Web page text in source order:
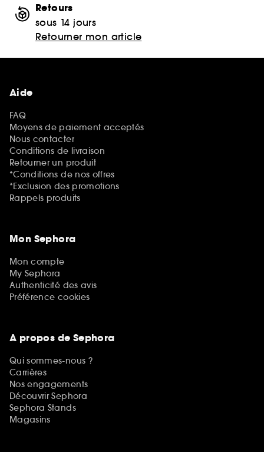
Retours
sous 14 jours
Retourner mon article
Aide
FAQ
Moyens de paiement acceptés
Nous contacter
Conditions de livraison
Retourner un produit
*Conditions de nos offres
*Exclusion des promotions
Rappels produits
Mon Sephora
Mon compte
My Sephora
Authenticité des avis
Préférence cookies
A propos de Sephora
Qui sommes-nous ?
Carrières
Nos engagements
Découvrir Sephora
Sephora Stands
Magasins